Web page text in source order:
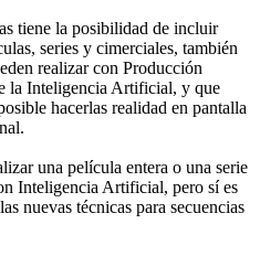
tiene la posibilidad de incluir
series y cimerciales, también
realizar con Producción
la Inteligencia Artificial, y que
hacerlas realidad en pantalla
una película entera o una serie
Inteligencia Artificial, pero sí es
nuevas técnicas para secuencias